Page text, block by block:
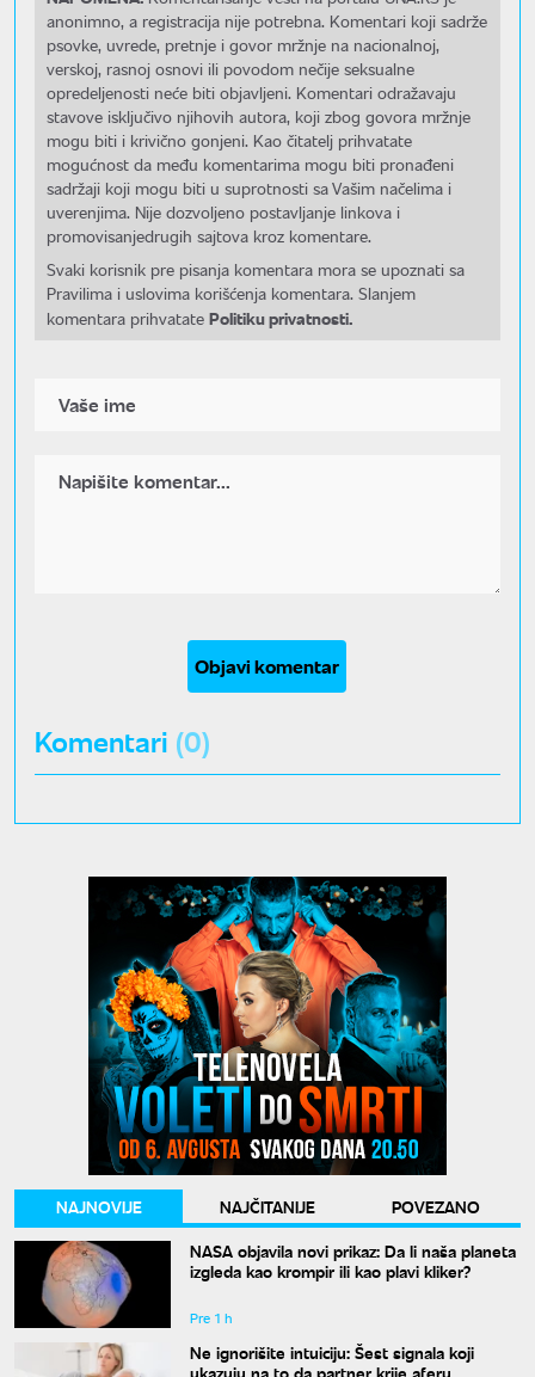
anonimno, a registracija nije potrebna. Komentari koji sadrže
psovke, uvrede, pretnje i govor mržnje na nacionalnoj,
verskoj, rasnoj osnovi ili povodom nečije seksualne
opredeljenosti neće biti objavljeni. Komentari odražavaju
stavove isključivo njihovih autora, koji zbog govora mržnje
mogu biti i krivično gonjeni. Kao čitatelj prihvatate
mogućnost da među komentarima mogu biti pronađeni
sadržaji koji mogu biti u suprotnosti sa Vašim načelima i
uverenjima. Nije dozvoljeno postavljanje linkova i
promovisanjedrugih sajtova kroz komentare.
Svaki korisnik pre pisanja komentara mora se upoznati sa
Pravilima i uslovima korišćenja komentara. Slanjem
komentara prihvatate Politiku privatnosti.
Objavi komentar
Komentari (0)
NAJNOVIJE NAJČITANIJE
POVEZANO
NASA objavila novi prikaz: Da li naša planeta
izgleda kao krompir ili kao plavi kliker?
Pre 1 h
Ne ignorišite intuiciju: Šest signala koji